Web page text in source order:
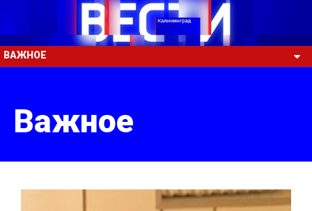
ВАЖНОЕ
Важное